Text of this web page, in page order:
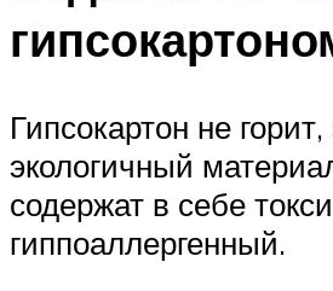
Гипсокартон не
экологичный
содержат в себе
гиппоаллергенный.